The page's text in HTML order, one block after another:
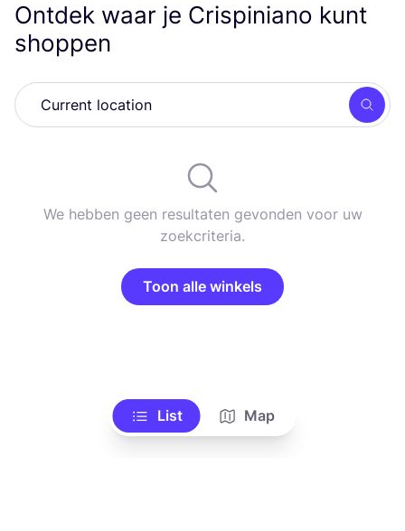
Ontdek waar je Crispiniano kunt
shoppen
Zoek
We hebben geen resultaten gevonden voor uw
zoekcriteria.
Toon alle winkels
List Map